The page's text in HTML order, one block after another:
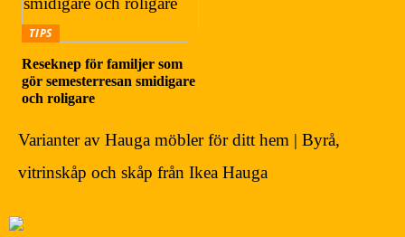
TIPS
Reseknep för familjer som
gör semesterresan smidigare
och roligare
Varianter av Hauga möbler för ditt hem | Byrå,
vitrinskåp och skåp från Ikea Hauga